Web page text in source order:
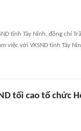
tỉnh Tây Ninh, đồng chí
việc với VKSND tỉnh Tây
tối cao tổ chức